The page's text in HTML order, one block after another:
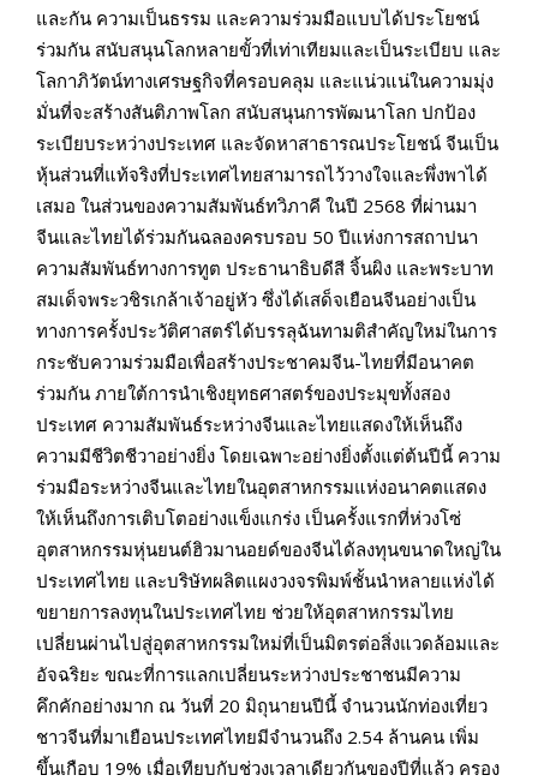
และกัน ความเป็นธรรม และความร่วมมือแบบได้ประโยชน์
ร่วมกัน สนับสนุนโลกหลายขั้วที่เท่าเทียมและเป็นระเบียบ และ
โลกาภิวัตน์ทางเศรษฐกิจที่ครอบคลุม และแน่วแน่ในความมุ่ง
มั่นที่จะสร้างสันติภาพโลก สนับสนุนการพัฒนาโลก ปกป้อง
ระเบียบระหว่างประเทศ และจัดหาสาธารณประโยชน์ จีนเป็น
หุ้นส่วนที่แท้จริงที่ประเทศไทยสามารถไว้วางใจและพึ่งพาได้
เสมอ ในส่วนของความสัมพันธ์ทวิภาคี ในปี 2568 ที่ผ่านมา
จีนและไทยได้ร่วมกันฉลองครบรอบ 50 ปีแห่งการสถาปนา
ความสัมพันธ์ทางการทูต ประธานาธิบดีสี จิ้นผิง และพระบาท
สมเด็จพระวชิรเกล้าเจ้าอยู่หัว ซึ่งได้เสด็จเยือนจีนอย่างเป็น
ทางการครั้งประวัติศาสตร์ได้บรรลุฉันทามติสำคัญใหม่ในการ
กระชับความร่วมมือเพื่อสร้างประชาคมจีน-ไทยที่มีอนาคต
ร่วมกัน ภายใต้การนำเชิงยุทธศาสตร์ของประมุขทั้งสอง
ประเทศ ความสัมพันธ์ระหว่างจีนและไทยแสดงให้เห็นถึง
ความมีชีวิตชีวาอย่างยิ่ง โดยเฉพาะอย่างยิ่งตั้งแต่ต้นปีนี้ ความ
ร่วมมือระหว่างจีนและไทยในอุตสาหกรรมแห่งอนาคตแสดง
ให้เห็นถึงการเติบโตอย่างแข็งแกร่ง เป็นครั้งแรกที่ห่วงโซ่
อุตสาหกรรมหุ่นยนต์ฮิวมานอยด์ของจีนได้ลงทุนขนาดใหญ่ใน
ประเทศไทย และบริษัทผลิตแผงวงจรพิมพ์ชั้นนำหลายแห่งได้
ขยายการลงทุนในประเทศไทย ช่วยให้อุตสาหกรรมไทย
เปลี่ยนผ่านไปสู่อุตสาหกรรมใหม่ที่เป็นมิตรต่อสิ่งแวดล้อมและ
อัจฉริยะ ขณะที่การแลกเปลี่ยนระหว่างประชาชนมีความ
คึกคักอย่างมาก ณ วันที่ 20 มิถุนายนปีนี้ จำนวนนักท่องเที่ยว
ชาวจีนที่มาเยือนประเทศไทยมีจำนวนถึง 2.54 ล้านคน เพิ่ม
ขึ้นเกือบ 19% เมื่อเทียบกับช่วงเวลาเดียวกันของปีที่แล้ว ครอง